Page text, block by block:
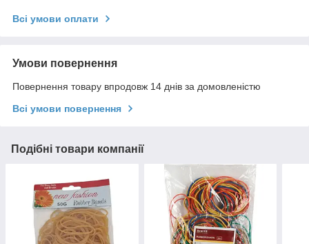
Всі умови оплати
Умови повернення
Повернення товару впродовж 14 днів за домовленістю
Всі умови повернення
Подібні товари компанії